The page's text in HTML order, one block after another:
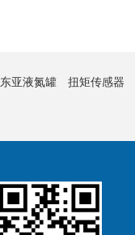
东亚液氮罐 扭矩传感器